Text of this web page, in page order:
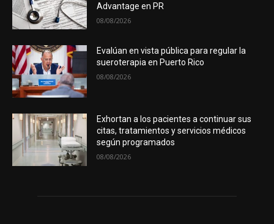
Advantage en PR
08/08/2026
Evalúan en vista pública para regular la
sueroterapia en Puerto Rico
08/08/2026
Exhortan a los pacientes a continuar sus
citas, tratamientos y servicios médicos
según programados
08/08/2026